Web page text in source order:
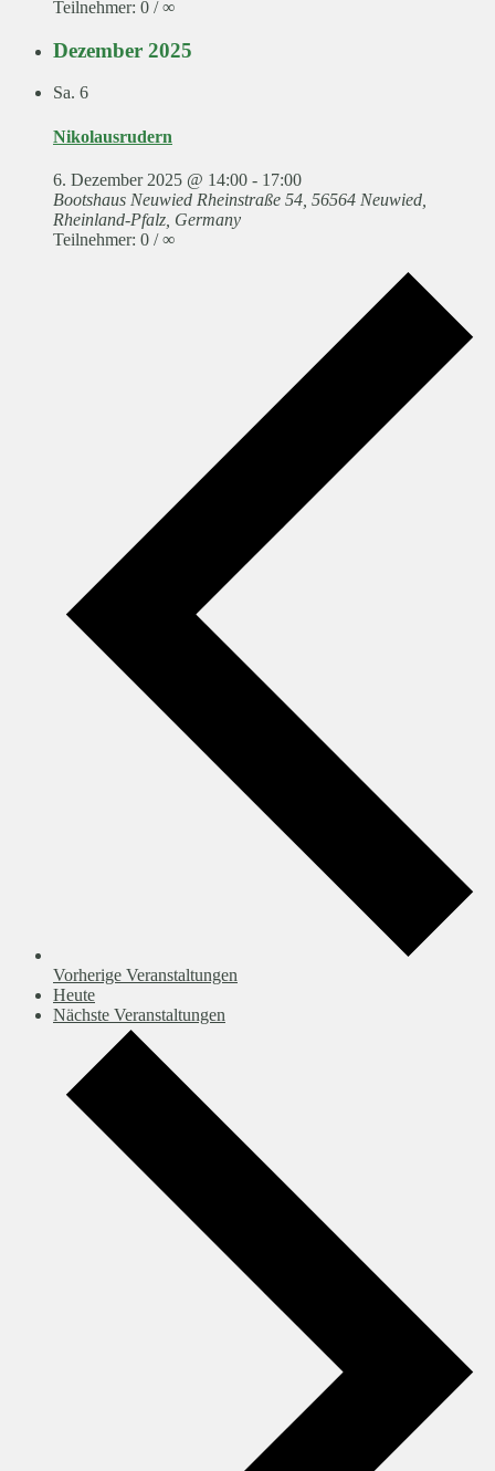
Teilnehmer: 0 / ∞
Dezember 2025
Sa. 6
Nikolausrudern
6. Dezember 2025 @ 14:00 - 17:00
Bootshaus Neuwied Rheinstraße 54, 56564 Neuwied,
Rheinland-Pfalz, Germany
Teilnehmer: 0 / ∞
Vorherige Veranstaltungen
Heute
Nächste Veranstaltungen